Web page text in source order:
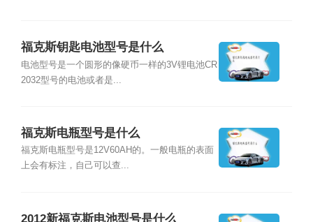
福克斯钥匙电池型号是什么
电池型号是一个圆形的像硬币一样的3V锂电池CR
2032型号的电池或者是...
福克斯电瓶型号是什么
福克斯电瓶型号是12V60AH的。一般电瓶的表面
上会有标注，自己可以查...
2012新福克斯电池型号是什么